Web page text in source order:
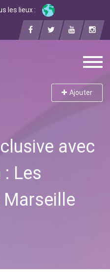
les lieux :
Ajouter
avec
Les